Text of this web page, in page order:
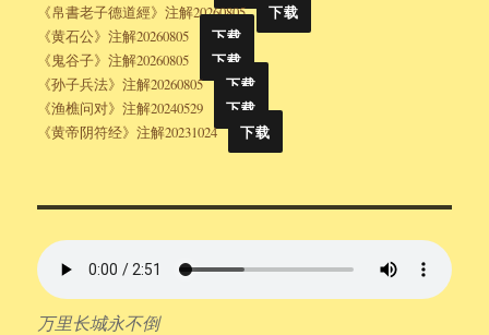
《帛書老子德道經》注解20260805
下载
《黄石公》注解20260805
下载
《鬼谷子》注解20260805
下载
《孙子兵法》注解20260805
下载
《渔樵问对》注解20240529
下载
《黄帝阴符经》注解20231024
下载
万里长城永不倒